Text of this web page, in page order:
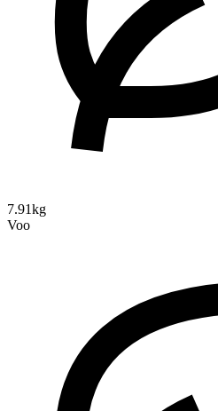
7.91kg
Voo